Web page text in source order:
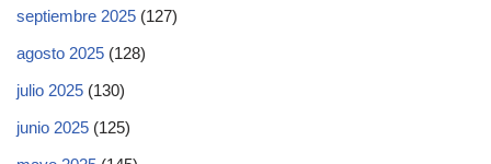
septiembre 2025 (127)
agosto 2025 (128)
julio 2025 (130)
junio 2025 (125)